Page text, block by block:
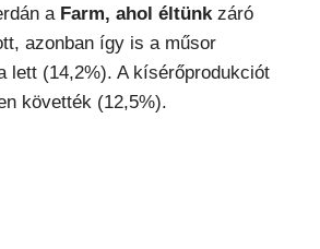
a Farm, ahol éltünk záró
azonban így is a műsor
lett (14,2%). A kísérőprodukciót
követték (12,5%).